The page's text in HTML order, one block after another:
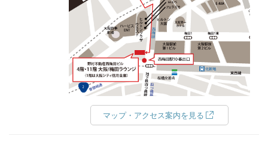
マップ・アクセス案内を見る